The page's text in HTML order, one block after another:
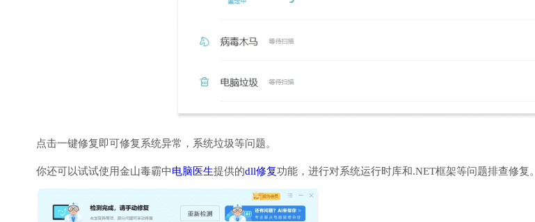
点击一键修复即可修复系统异常，系统垃圾等问题。
你还可以试试使用金山毒霸中电脑医生提供的dll修复功能，进行对系统运行时库和.NET框架等问题排查修复。